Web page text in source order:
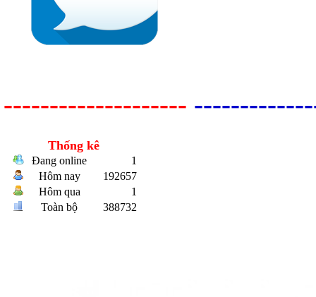
--------------------
Thống kê
Đang online
1
Hôm nay
192657
Hôm qua
1
Toàn bộ
388732